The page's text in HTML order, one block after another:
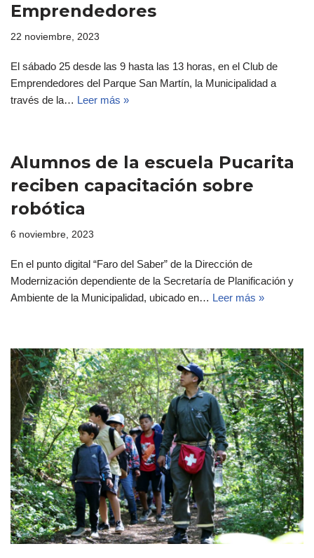
Emprendedores
22 noviembre, 2023
El sábado 25 desde las 9 hasta las 13 horas, en el Club de
Emprendedores del Parque San Martín, la Municipalidad a
través de la… Leer más »
Alumnos de la escuela Pucarita
reciben capacitación sobre
robótica
6 noviembre, 2023
En el punto digital “Faro del Saber” de la Dirección de
Modernización dependiente de la Secretaría de Planificación y
Ambiente de la Municipalidad, ubicado en… Leer más »